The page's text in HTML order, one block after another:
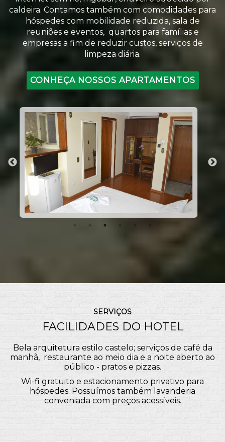
caldeira. Contamos também com comodidades para
hóspedes com mobilidade reduzida, sala de
reuniões e eventos, quartos para famílias e
empresas a fim de reduzir custos, serviços de
limpeza diária.
CONHEÇA NOSSOS APARTAMENTOS
SERVIÇOS
FACILIDADES DO HOTEL
Bela arquitetura estilo castelo; serviços de café da
manhã, restaurante ao meio dia e a noite aberto ao
público - pratos e pizzas.
Wi-fi gratuito e estacionamento privativo para
hóspedes. Possuímos também lavanderia
conveniada com preços acessíveis.